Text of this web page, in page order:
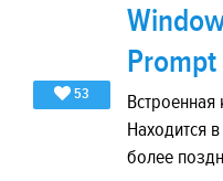
53
Prompt
Находится
более